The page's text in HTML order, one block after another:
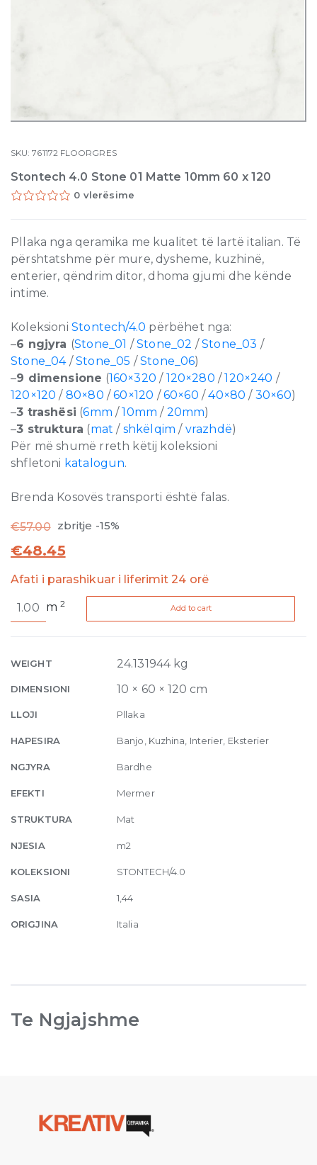
SKU:761172 FLOORGRES
Stontech 4.0 Stone 01 Matte 10mm 60 x 120
0 vlerësime
Pllaka nga qeramika me kualitet të lartë italian. Të
përshtatshme për mure, dysheme, kuzhinë,
enterier, qëndrim ditor, dhoma gjumi dhe kënde
intime.
Koleksioni Stontech/4.0 përbëhet nga:
–6 ngjyra (Stone_01 /Stone_02 /Stone_03 /
Stone_04/Stone_05 /Stone_06)
–9 dimensione (160×320 / 120×280 /120×240 /
120×120 / 80×80 /60×120 /60×60 /40×80 / 30×60)
–3 trashësi (6mm /10mm / 20mm)
–3 struktura (mat / shkëlqim / vrazhdë)
Për më shumë rreth këtij koleksioni
shfletoni katalogun.
Brenda Kosovës transporti është falas.
€57.00 zbritje -15%
€48.45
Afati i parashikuar i liferimit 24 orë
4.0
Matte
60
x
quantity
m2 Add to cart
WEIGHT 24.131944 kg
DIMENSIONI 10 × 60 × 120 cm
LLOJI Pllaka
HAPESIRA Banjo, Kuzhina, Interier, Eksterier
NGJYRA Bardhe
EFEKTI Mermer
STRUKTURA Mat
NJESIA m2
KOLEKSIONI STONTECH/4.0
SASIA 1,44
ORIGJINA Italia
Te Ngjajshme